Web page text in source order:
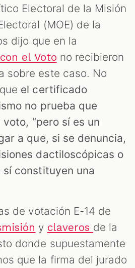
Electoral de la Misión
(MOE) de la
dijo que en la
el Voto no recibieron
sobre este caso. No
el certificado
no prueba que
“pero sí es un
a que, si se denuncia,
dactiloscópicas o
constituyen una
de votación E-14 de
y claveros de la
donde supuestamente
que la firma del jurado